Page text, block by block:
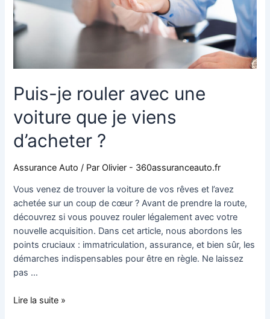
Puis-je rouler avec une
voiture que je viens
d’acheter ?
Assurance Auto / Par Olivier - 360assuranceauto.fr
Vous venez de trouver la voiture de vos rêves et l’avez
achetée sur un coup de cœur ? Avant de prendre la route,
découvrez si vous pouvez rouler légalement avec votre
nouvelle acquisition. Dans cet article, nous abordons les
points cruciaux : immatriculation, assurance, et bien sûr, les
démarches indispensables pour être en règle. Ne laissez
pas …
je
viens
d’acheter
Lire la suite »